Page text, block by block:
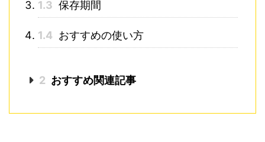
1.3 保存期間
1.4 おすすめの使い方
2 おすすめ関連記事